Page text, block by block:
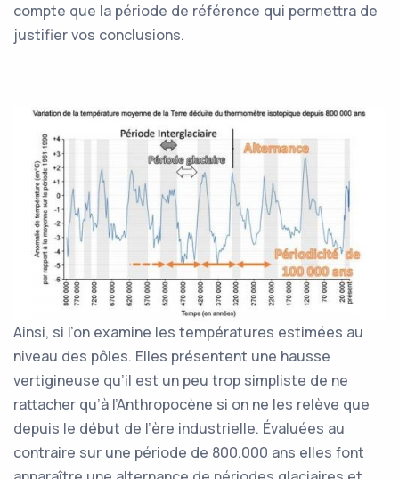
compte que la période de référence qui permettra de
justifier vos conclusions.
Ainsi, si l’on examine les températures estimées au
niveau des pôles. Elles présentent une hausse
vertigineuse qu’il est un peu trop simpliste de ne
rattacher qu’à l’Anthropocène si on ne les relève que
depuis le début de l’ère industrielle. Évaluées au
contraire sur une période de 800.000 ans elles font